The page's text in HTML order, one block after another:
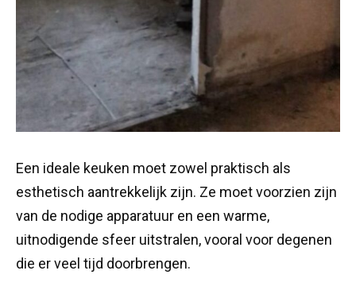
Een ideale keuken moet zowel praktisch als
esthetisch aantrekkelijk zijn. Ze moet voorzien zijn
van de nodige apparatuur en een warme,
uitnodigende sfeer uitstralen, vooral voor degenen
die er veel tijd doorbrengen.